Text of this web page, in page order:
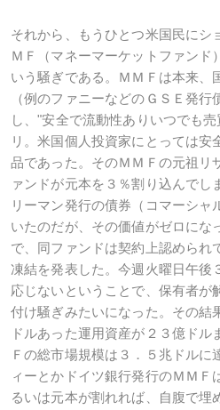
それから、もうひとつ米国民にシ
ＭＦ（マネーマーケットファンド
いう騒ぎである。ＭＭＦは本来、
（例のファニーなどのＧＳＥ発
し、"安全で流動性ありいつでも
リ。米国個人投資家にとっては安
品であった。そのＭＭＦの元祖リ
ァンドが元本を３％割り込んでし
リーマン発行の債券（コマーシャ
いたのだが、その価値がゼロにな
で、同ファンドは契約上認められ
凍結を発表した。今週火曜日午後
応じないということで、保有者が
付け騒ぎみたいになった。その結
ドルあった運用資産が２３億ドル
Ｆの総市場規模は３．５兆ドルに
ィーとかドイツ銀行発行のＭＭＦ
るいは元本が割れれば、自腹で埋